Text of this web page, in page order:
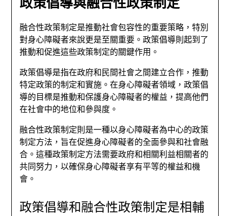
融合性政策制定是推動社會包容性的重要策略，特別
對身心障礙者來說更是至關重要。政策倡導則起到了
推動和促進這些政策制定的關鍵作用。
政策倡導是指在政府和民間社會之間建立合作，推動
特定政策的制定和實施。在身心障礙者領域，政策倡
導的目標是推動和保護身心障礙者的權益，提高他們
在社會中的地位和參與度。
融合性政策制定則是一種以身心障礙者為中心的政策
制定方法，旨在促進身心障礙者的全面參與和社會融
合。這種政策制定方法需要政府和相關利益相關者的
共同努力，以確保身心障礙者享有平等的權益和機
會。
政策倡導和融合性政策制定是相輔